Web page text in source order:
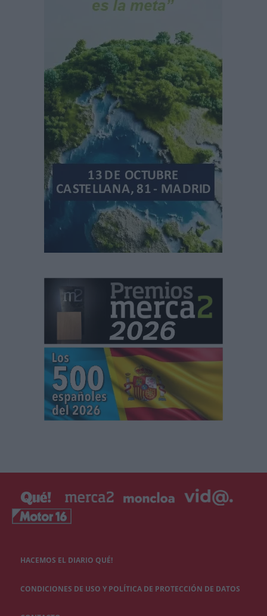
HACEMOS EL DIARIO QUÉ!
CONDICIONES DE USO Y POLÍTICA DE PROTECCIÓN DE DATOS